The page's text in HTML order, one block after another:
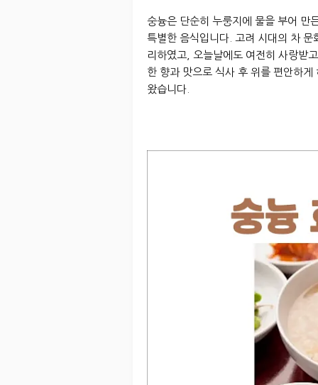
숭늉은 단순히 누룽지에 물을 부어 만
특별한 음식입니다. 고려 시대의 차
리하였고, 오늘날에도 여전히 사랑받
한 향과 맛으로 식사 후 위를 편안하
왔습니다.